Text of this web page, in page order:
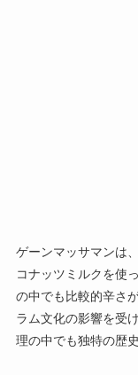
ゲーンマッサマンは
コナッツミルクを使
の中でも比較的辛さ
ラム文化の影響を受
理の中でも独特の歴